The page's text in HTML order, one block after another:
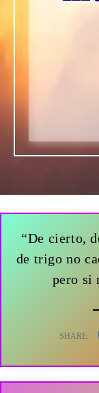
“De cierto,
de trigo no
pero si